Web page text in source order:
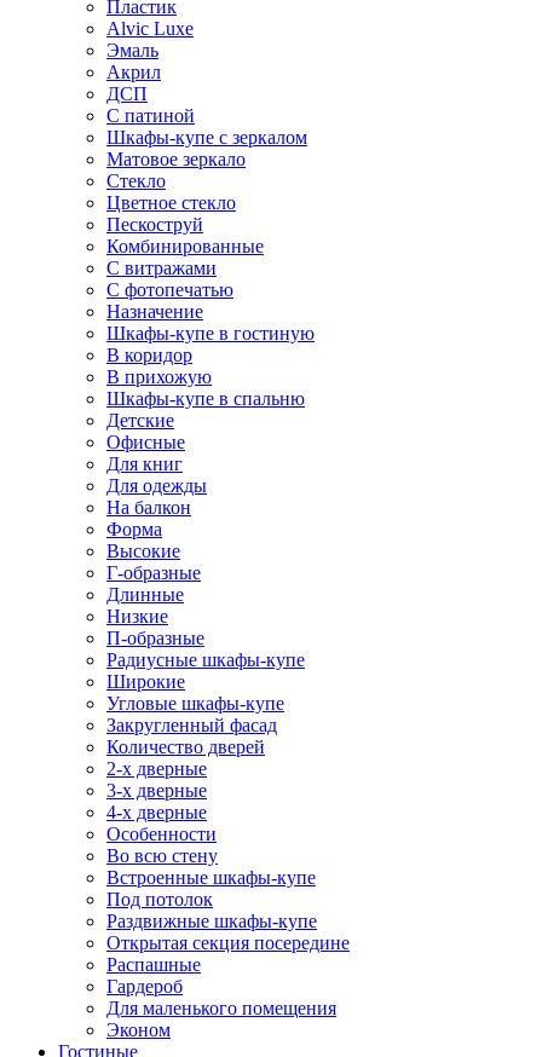
Пластик
Alvic Luxe
Эмаль
Акрил
ДСП
С патиной
Шкафы-купе с зеркалом
Матовое зеркало
Стекло
Цветное стекло
Пескоструй
Комбинированные
С витражами
С фотопечатью
Назначение
Шкафы-купе в гостиную
В коридор
В прихожую
Шкафы-купе в спальню
Детские
Офисные
Для книг
Для одежды
На балкон
Форма
Высокие
Г-образные
Длинные
Низкие
П-образные
Радиусные шкафы-купе
Широкие
Угловые шкафы-купе
Закругленный фасад
Количество дверей
2-х дверные
3-х дверные
4-х дверные
Особенности
Во всю стену
Встроенные шкафы-купе
Под потолок
Раздвижные шкафы-купе
Открытая секция посередине
Распашные
Гардероб
Для маленького помещения
Эконом
Гостиные